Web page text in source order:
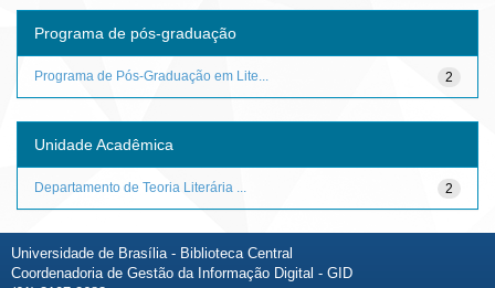
Programa de pós-graduação
2
Programa de Pós-Graduação em Lite...
Unidade Acadêmica
2
Departamento de Teoria Literária ...
Universidade de Brasília - Biblioteca Central
Coordenadoria de Gestão da Informação Digital - GID